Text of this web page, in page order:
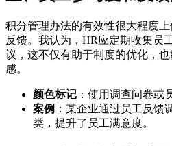
积分管理办法的有效性很大程度
反馈。我认为，HR应定期收集员
议，这不仅有助于制度的优化，
感。
颜色标记 ：使用调查问卷或
案例 ：某企业通过员工反馈
类，提升了员工满意度。